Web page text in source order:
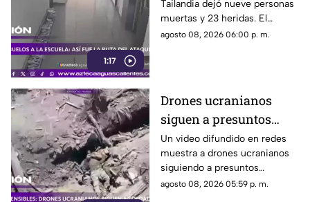
1:17
escuela
Tailandia dejó nueve personas
muertas y 23 heridas. El
presunto agresor, de 14 años,
agosto 08, 2026 06:00 p. m.
Drones ucranianos
siguen a presuntos
soldados rusos durante
varias horas
Un video difundido en redes
muestra a drones ucranianos
siguiendo a presuntos
soldados rusos antes de un
agosto 08, 2026 05:59 p. m.